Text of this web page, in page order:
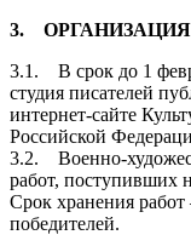
3.
3.1. В срок до 1
студия писателей
интернет-сайте
Российской
3.2. Военно-
работ, поступивших
Срок хранения
победителей.